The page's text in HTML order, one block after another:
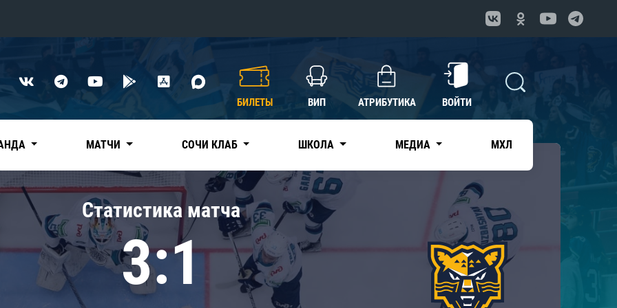
Нефтехимик
Дивизион Чернышева
Авангард
Адмирал
КХЛ
БИЛЕТЫ ВИП АТРИБУТИКА ВОЙТИ
МАТЧИ СОЧИ КЛАБ ШКОЛА МЕДИА МХЛ
Статистика матча
3:1